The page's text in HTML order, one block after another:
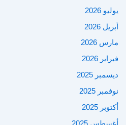
يوليو 2026
أبريل 2026
مارس 2026
فبراير 2026
ديسمبر 2025
نوفمبر 2025
أكتوبر 2025